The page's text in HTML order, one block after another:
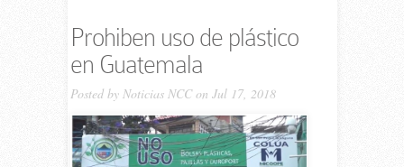
Prohiben uso de plástico
en Guatemala
Posted by Noticias NCCon Jul 17, 2018